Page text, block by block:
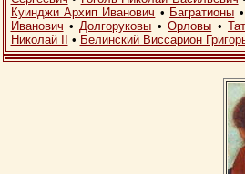
Куинджи Архип Иванович • Багратионы •
Иванович •Долгоруковы •Орловы •
Николай II
• Белинский Виссарион